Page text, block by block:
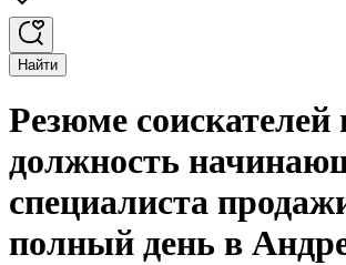
Найти
Резюме соискателей
должность
специалиста
полный день в